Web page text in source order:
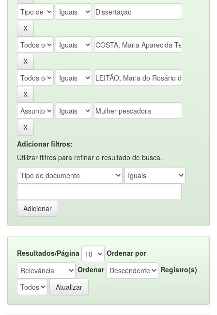
Adicionar filtros:
Utilizar filtros para refinar o resultado de busca.
Resultados/Página
Ordenar por
Ordenar
Registro(s)